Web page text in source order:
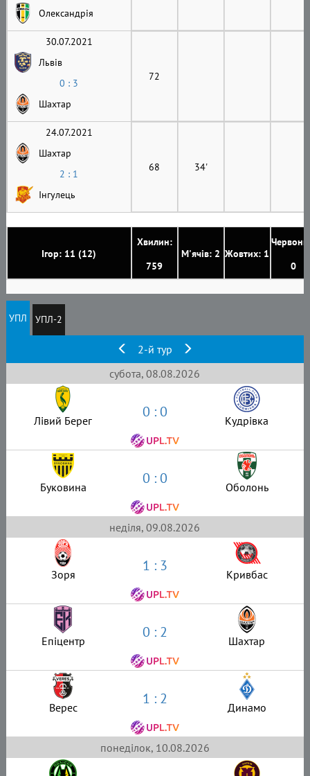
Ігор: 11 (12)
Хвилин:
759
М'ячів: 2 Жовтих: 1
0
Олександрія
30.07.2021
Львів
0 : 3
Шахтар
72
24.07.2021
Шахтар
2 : 1
Інгулець
68 34'
УПЛ УПЛ-2
2-й тур
субота, 08.08.2026
Лівий Берег 0 : 0 Кудрівка
Буковина 0 : 0 Оболонь
неділя, 09.08.2026
Зоря 1 : 3 Кривбас
Епіцентр 0 : 2 Шахтар
Верес 1 : 2 Динамо
понеділок, 10.08.2026